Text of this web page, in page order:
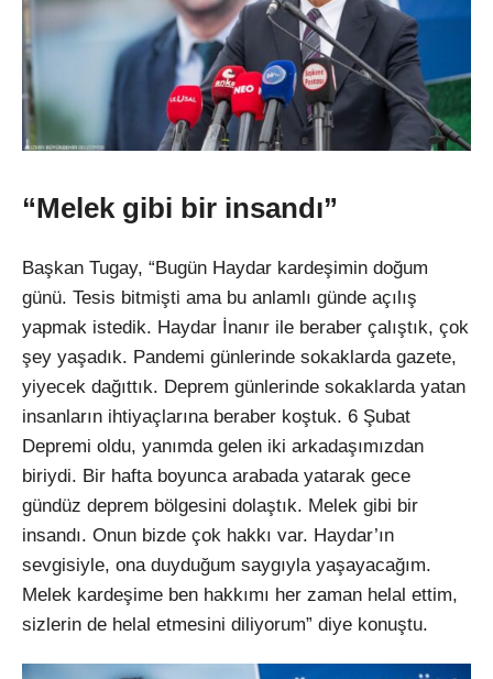
“Melek gibi bir insandı”
Başkan Tugay, “Bugün Haydar kardeşimin doğum
günü. Tesis bitmişti ama bu anlamlı günde açılış
yapmak istedik. Haydar İnanır ile beraber çalıştık, çok
şey yaşadık. Pandemi günlerinde sokaklarda gazete,
yiyecek dağıttık. Deprem günlerinde sokaklarda yatan
insanların ihtiyaçlarına beraber koştuk. 6 Şubat
Depremi oldu, yanımda gelen iki arkadaşımızdan
biriydi. Bir hafta boyunca arabada yatarak gece
gündüz deprem bölgesini dolaştık. Melek gibi bir
insandı. Onun bizde çok hakkı var. Haydar’ın
sevgisiyle, ona duyduğum saygıyla yaşayacağım.
Melek kardeşime ben hakkımı her zaman helal ettim,
sizlerin de helal etmesini diliyorum” diye konuştu.